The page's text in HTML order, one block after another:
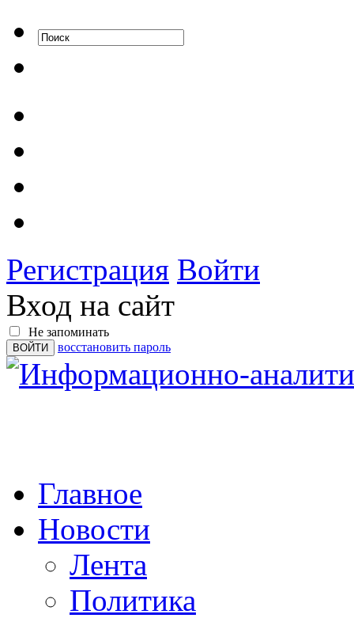
Регистрация Войти
Вход на сайт
Не запоминать
восстановить пароль
Главное
Новости
Лента
Политика